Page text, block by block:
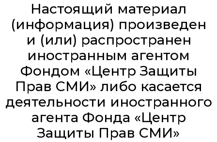
Настоящий материал
(информация) произведен
и (или) распространен
иностранным агентом
Фондом «Центр Защиты
Прав СМИ» либо касается
деятельности иностранного
агента Фонда «Центр
Защиты Прав СМИ»